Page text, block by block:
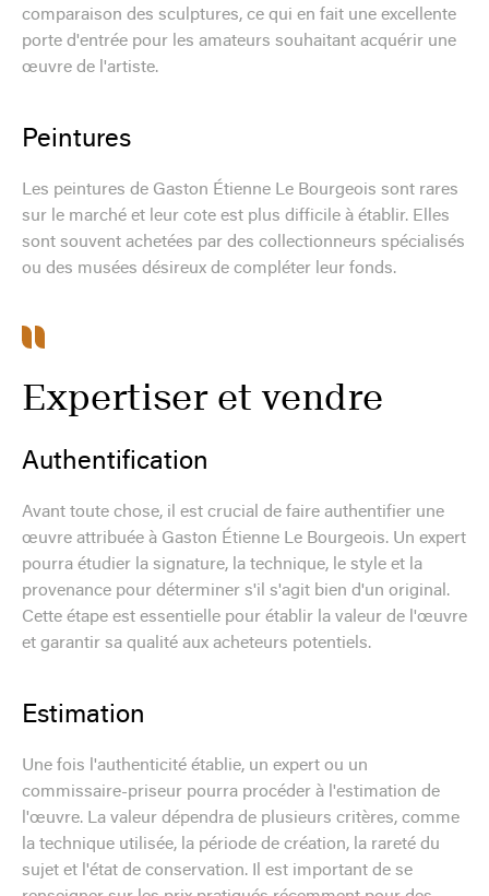
comparaison des sculptures, ce qui en fait une excellente
porte d'entrée pour les amateurs souhaitant acquérir une
œuvre de l'artiste.
Peintures
Les peintures de Gaston Étienne Le Bourgeois sont rares
sur le marché et leur cote est plus difficile à établir. Elles
sont souvent achetées par des collectionneurs spécialisés
ou des musées désireux de compléter leur fonds.
Expertiser et vendre
Authentification
Avant toute chose, il est crucial de faire authentifier une
œuvre attribuée à Gaston Étienne Le Bourgeois. Un expert
pourra étudier la signature, la technique, le style et la
provenance pour déterminer s'il s'agit bien d'un original.
Cette étape est essentielle pour établir la valeur de l'œuvre
et garantir sa qualité aux acheteurs potentiels.
Estimation
Une fois l'authenticité établie, un expert ou un
commissaire-priseur pourra procéder à l'estimation de
l'œuvre. La valeur dépendra de plusieurs critères, comme
la technique utilisée, la période de création, la rareté du
sujet et l'état de conservation. Il est important de se